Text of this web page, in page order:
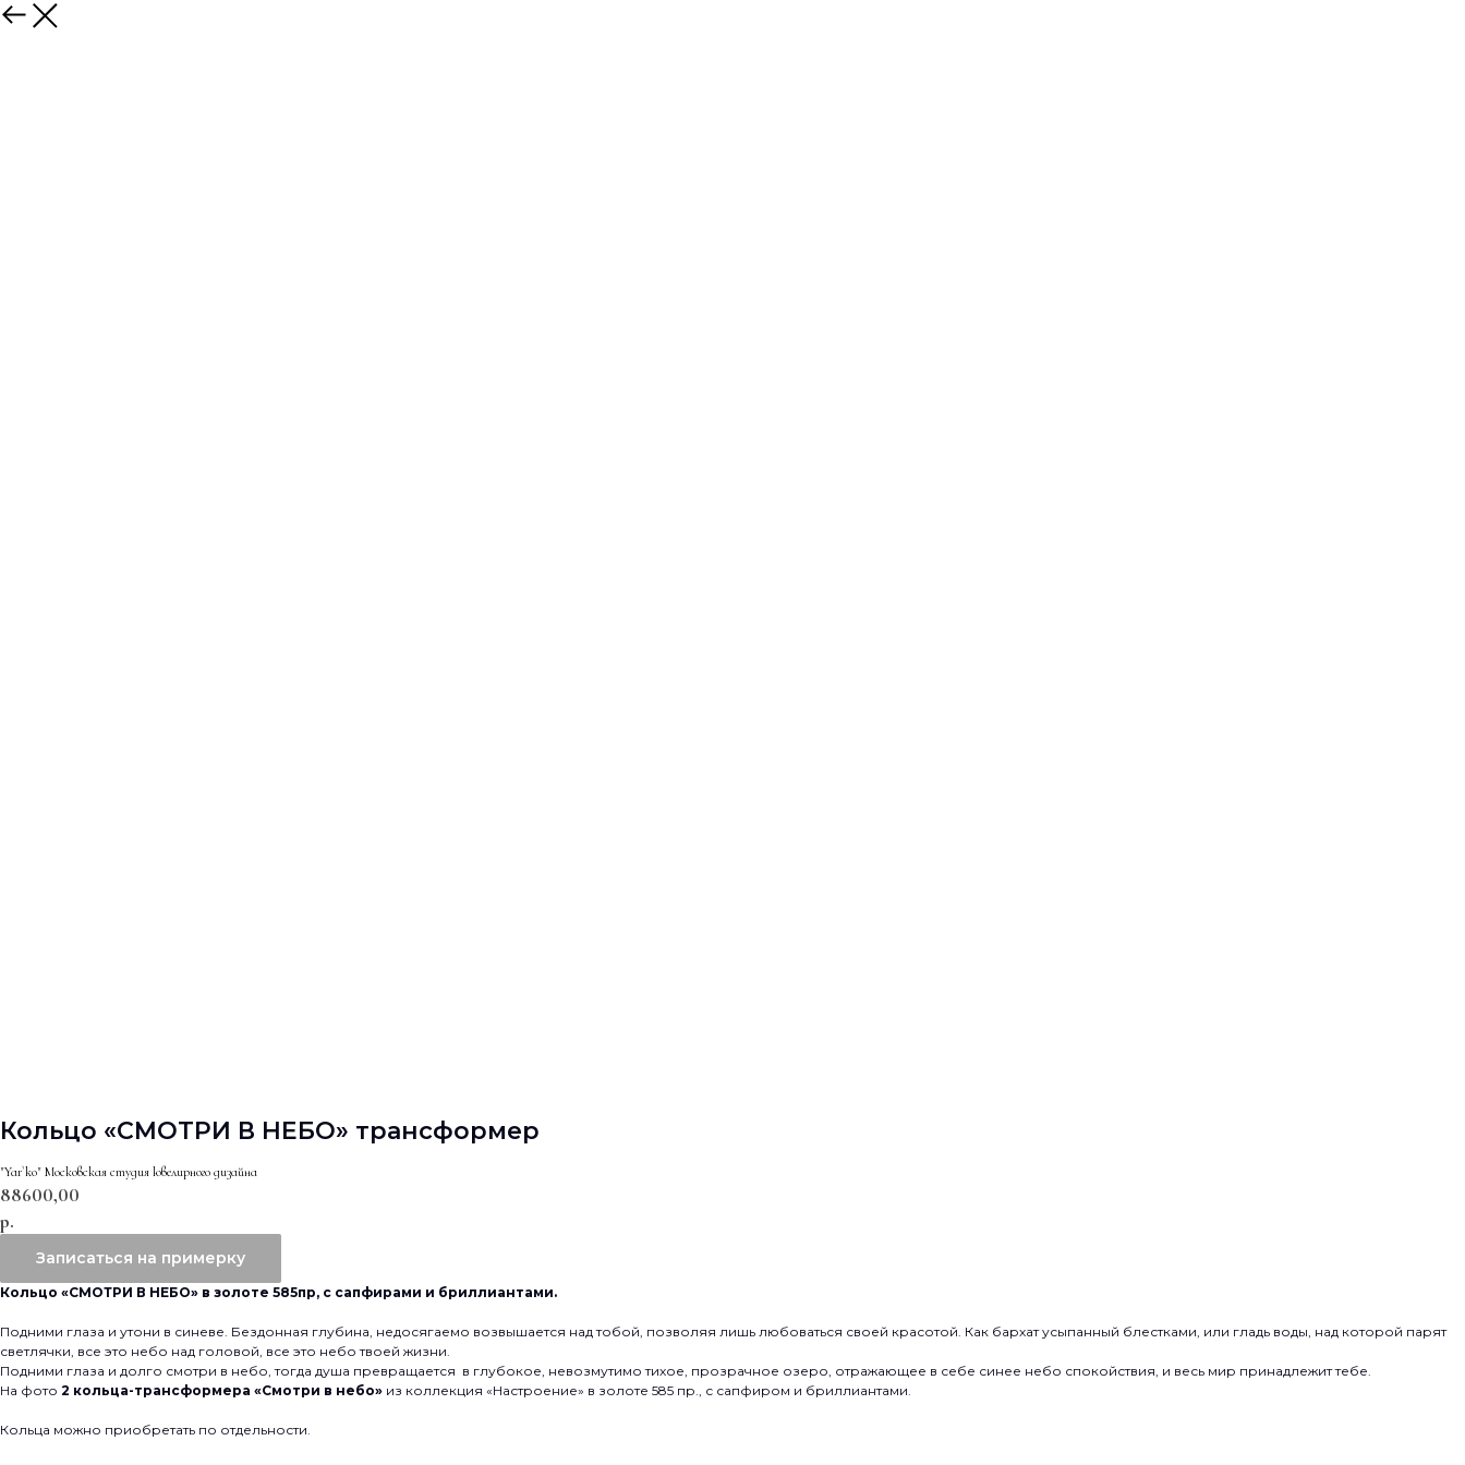
Кольцо «СМОТРИ В НЕБО» трансформер
"Yar`ko" Московская студия ювелирного дизайна
88600,00
р.
Записаться на примерку
Кольцо «СМОТРИ В НЕБО» в золоте 585пр, с сапфирами и бриллиантами.
Подними глаза и утони в синеве. Бездонная глубина, недосягаемо возвышается над тобой, позволяя лишь любоваться своей красотой. Как бархат усыпанный блестками, или гладь воды, над которой парят
светлячки, все это небо над головой, все это небо твоей жизни.
Подними глаза и долго смотри в небо, тогда душа превращается в глубокое, невозмутимо тихое, прозрачное озеро, отражающее в себе синее небо спокойствия, и весь мир принадлежит тебе.
На фото 2 кольца-трансформера «Смотри в небо» из коллекция «Настроение» в золоте 585 пр., с сапфиром и бриллиантами.
Кольца можно приобретать по отдельности.